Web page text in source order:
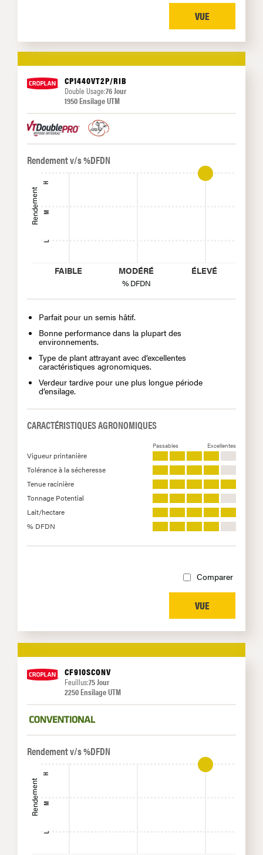
VUE
CP1440VT2P/RIB
Double Usage:76 Jour
1950 Ensilage UTM
Rendement v/s %DFDN
Rendement
L
M
H
FAIBLE MODÉRÉ ÉLEVÉ
% DFDN
Parfait pour un semis hâtif.
Bonne performance dans la plupart des
environnements.
Type de plant attrayant avec d’excellentes
caractéristiques agronomiques.
Verdeur tardive pour une plus longue période
d’ensilage.
CARACTÉRISTIQUES AGRONOMIQUES
Passables Excellentes
Vigueur printanière
Tolérance à la sécheresse
Tenue racinière
Tonnage Potential
Lait/hectare
% DFDN
Comparer
VUE
CF910SCONV
Feuillus:75 Jour
2250 Ensilage UTM
Rendement v/s %DFDN
Rendement
L
M
H